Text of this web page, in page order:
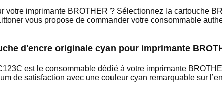
votre imprimante BROTHER ? Sélectionnez la cartouche
vous propose de commander votre consommable
d'encre originale cyan pour imprimante
est le consommable dédié à votre imprimante
de satisfaction avec une couleur cyan remarquable sur